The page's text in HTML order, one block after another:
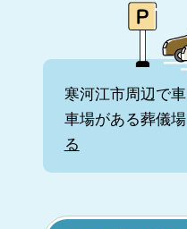
寒河江市周辺で
車場がある葬儀
る